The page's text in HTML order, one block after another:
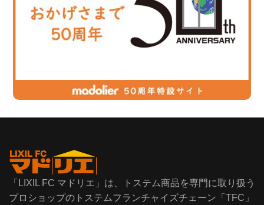
「LIXIL FC マドリエ」は、トステム商品を専門に取り扱う
プロショップのトステムフランチャイズチェーン「TFC」